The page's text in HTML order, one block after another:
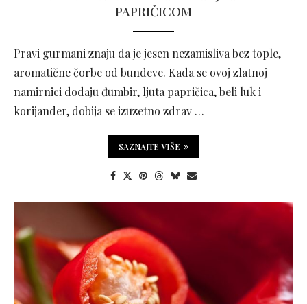
PAPRIČICOM
Pravi gurmani znaju da je jesen nezamisliva bez tople,
aromatične čorbe od bundeve. Kada se ovoj zlatnoj
namirnici dodaju đumbir, ljuta papričica, beli luk i
korijander, dobija se izuzetno zdrav …
SAZNAJTE VIŠE